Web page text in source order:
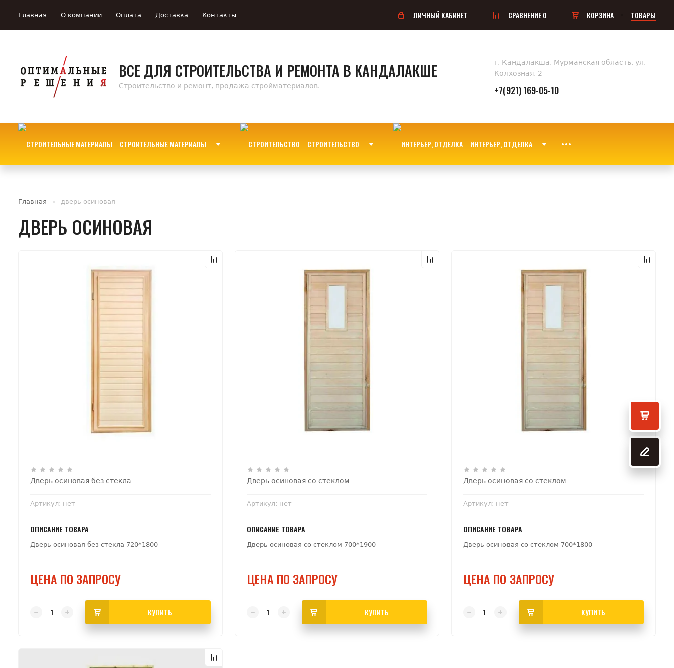
Главная О компании Оплата Доставка Контакты ЛИЧНЫЙ КАБИНЕТ СРАВНЕНИЕ0 КОРЗИНА ТОВАРЫ
ВСЕ ДЛЯ СТРОИТЕЛЬСТВА И РЕМОНТА В КАНДАЛАКШЕ
Строительство и ремонт, продажа стройматериалов.
г. Кандалакша, Мурманская область, ул.
Колхозная, 2
+7(921) 169-05-10
СТРОИТЕЛЬНЫЕ МАТЕРИАЛЫ СТРОИТЕЛЬСТВО ИНТЕРЬЕР, ОТДЕЛКА
Главная дверь осиновая
ДВЕРЬ ОСИНОВАЯ
Дверь осиновая без стекла
Артикул: нет
ОПИСАНИЕ ТОВАРА
Дверь осиновая без стекла 720*1800
ЦЕНА ПО ЗАПРОСУ
КУПИТЬ
Дверь осиновая со стеклом
Артикул: нет
ОПИСАНИЕ ТОВАРА
Дверь осиновая со стеклом 700*1900
ЦЕНА ПО ЗАПРОСУ
КУПИТЬ
Дверь осиновая со стеклом
Артикул: нет
ОПИСАНИЕ ТОВАРА
Дверь осиновая со стеклом 700*1800
ЦЕНА ПО ЗАПРОСУ
КУПИТЬ